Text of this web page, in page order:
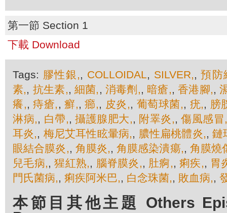
第一節 Section 1
下載 Download
Tags: 膠性銀,, COLLOIDAL, SILVER,,預防
素,, 抗生素,, 細菌, , 消毒劑,, 暗瘡,, 香港腳,,
癢,,痔瘡, ,癬,,癤,, 皮炎,, 葡萄球菌,, 疣,, 膀
淋病,, 白帶,,攝護腺肥大,, 附睪炎,,傷風感冒
耳炎,, 梅尼艾耳性眩暈病,, 膿性扁桃體炎,, 鏈
眼結合膜炎,, 角膜炎,,角膜感染潰瘍,, 角膜燒
兒毛病,,猩紅熟,, 腦脊膜炎,, 肚痾,, 痢疾,, 胃
門氏菌病,, 痢疾阿米巴,, 白念珠菌,, 敗血病,,
本節目其他主題 Others